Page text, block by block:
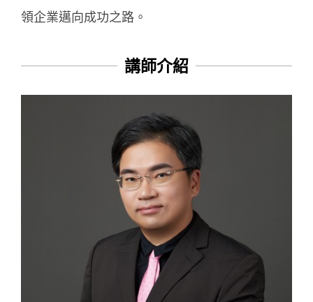
領企業邁向成功之路。
講師介紹